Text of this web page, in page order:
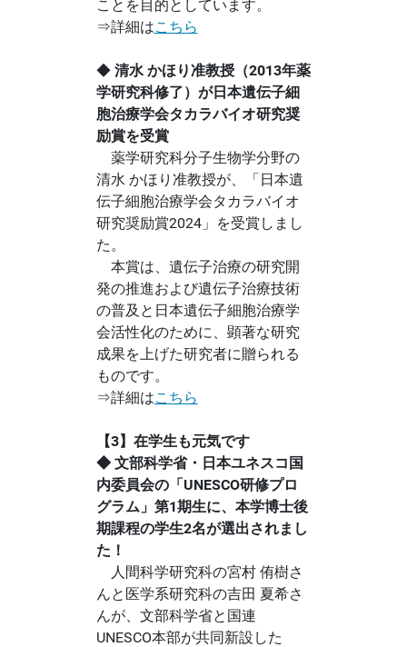
ことを目的としています。
⇒詳細はこちら
◆ 清水 かほり准教授（2013年薬
学研究科修了）が日本遺伝子細
胞治療学会タカラバイオ研究奨
励賞を受賞
薬学研究科分子生物学分野の
清水 かほり准教授が、「日本遺
伝子細胞治療学会タカラバイオ
研究奨励賞2024」を受賞しまし
た。
本賞は、遺伝子治療の研究開
発の推進および遺伝子治療技術
の普及と日本遺伝子細胞治療学
会活性化のために、顕著な研究
成果を上げた研究者に贈られる
ものです。
⇒詳細はこちら
【3】在学生も元気です
◆ 文部科学省・日本ユネスコ国
内委員会の「UNESCO研修プロ
グラム」第1期生に、本学博士後
期課程の学生2名が選出されまし
た！
人間科学研究科の宮村 侑樹さ
んと医学系研究科の吉田 夏希さ
んが、文部科学省と国連
UNESCO本部が共同新設した